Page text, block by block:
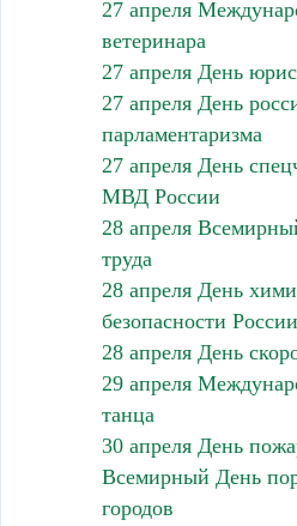
27 апреля
ветеринара
27 апреля День
27 апреля День
парламентаризма
27 апреля День
МВД России
28 апреля
труда
28 апреля День
безопасности России
28 апреля День
29 апреля
танца
30 апреля День
Всемирный День
городов